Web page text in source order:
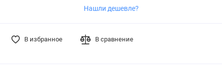
Нашли дешевле?
В избранное В сравнение